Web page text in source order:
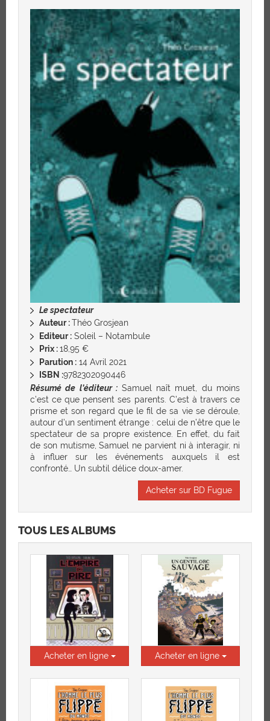
Le spectateur
Auteur :Théo Grosjean
Editeur : Soleil – Notambule
Prix :18,95 €
Parution : 14 Avril 2021
ISBN :9782302090446
Résumé de l’éditeur : Samuel naît muet, du moins
c’est ce que pensent ses parents. C’est à travers ce
prisme et son regard que le fil de sa vie se déroule,
autour d’un sentiment étrange : celui de n’être que le
spectateur de sa propre existence. En effet, du fait
de son mutisme, Samuel ne parvient ni à interagir, ni
à influer sur les événements auxquels il est
confronté… Un subtil délice doux-amer.
Acheter sur BD Fugue
TOUS LES ALBUMS
Acheter en ligne Acheter en ligne